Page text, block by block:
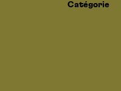
Catégorie